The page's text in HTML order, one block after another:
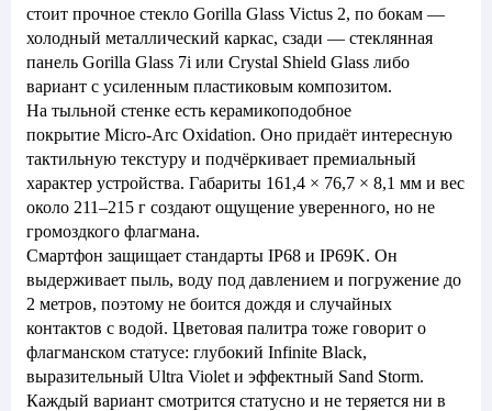
стоит прочное стекло Gorilla Glass Victus 2, по бокам —
холодный металлический каркас, сзади — стеклянная
панель Gorilla Glass 7i или Crystal Shield Glass либо
вариант с усиленным пластиковым композитом.
На тыльной стенке есть керамикоподобное
покрытие Micro-Arc Oxidation. Оно придаёт интересную
тактильную текстуру и подчёркивает премиальный
характер устройства. Габариты 161,4 × 76,7 × 8,1 мм и вес
около 211–215 г создают ощущение уверенного, но не
громоздкого флагмана.
Смартфон защищает стандарты IP68 и IP69K. Он
выдерживает пыль, воду под давлением и погружение до
2 метров, поэтому не боится дождя и случайных
контактов с водой. Цветовая палитра тоже говорит о
флагманском статусе: глубокий Infinite Black,
выразительный Ultra Violet и эффектный Sand Storm.
Каждый вариант смотрится статусно и не теряется ни в